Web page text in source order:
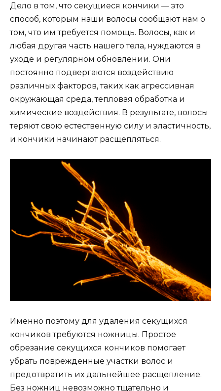
Дело в том, что секущиеся кончики — это
способ, которым наши волосы сообщают нам о
том, что им требуется помощь. Волосы, как и
любая другая часть нашего тела, нуждаются в
уходе и регулярном обновлении. Они
постоянно подвергаются воздействию
различных факторов, таких как агрессивная
окружающая среда, тепловая обработка и
химические воздействия. В результате, волосы
теряют свою естественную силу и эластичность,
и кончики начинают расщепляться.
Именно поэтому для удаления секущихся
кончиков требуются ножницы. Простое
обрезание секущихся кончиков помогает
убрать поврежденные участки волос и
предотвратить их дальнейшее расщепление.
Без ножниц невозможно тщательно и